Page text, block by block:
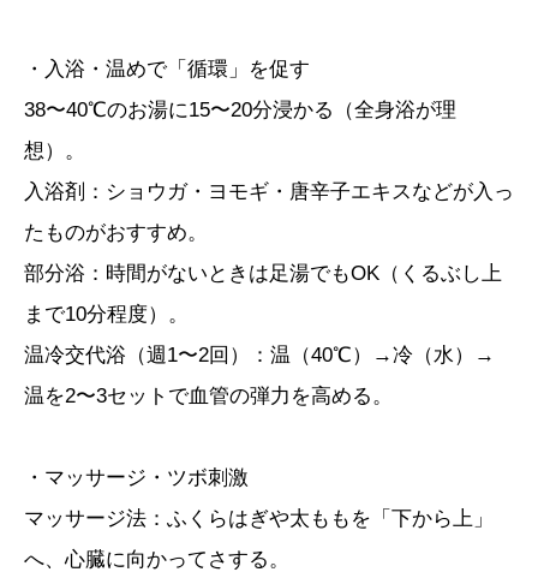
・入浴・温めで「循環」を促す
38〜40℃のお湯に15〜20分浸かる（全身浴が理
想）。
入浴剤：ショウガ・ヨモギ・唐辛子エキスなどが入っ
たものがおすすめ。
部分浴：時間がないときは足湯でもOK（くるぶし上
まで10分程度）。
温冷交代浴（週1〜2回）：温（40℃）→冷（水）→
温を2〜3セットで血管の弾力を高める。
・マッサージ・ツボ刺激
マッサージ法：ふくらはぎや太ももを「下から上」
へ、心臓に向かってさする。